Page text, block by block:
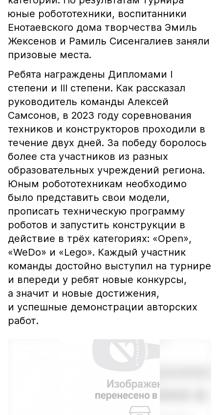
юные робототехники, воспитанники
Енотаевского дома творчества Эмиль
Жексенов и Рамиль Сисенгалиев заняли
призовые места.
Ребята награждены Дипломами I
степени и III степени. Как рассказал
руководитель команды Алексей
Самсонов, в 2023 году соревнования
техников и конструкторов проходили в
течение двух дней. За победу боролось
более ста участников из разных
образовательных учреждений региона.
Юным робототехникам необходимо
было представить свои модели,
прописать техническую программу
роботов и запустить конструкции в
действие в трёх категориях: «Open»,
«WeDo» и «Lego». Каждый участник
команды достойно выступил на турнире
и впереди у ребят новые конкурсы,
а значит и новые достижения,
и успешные демонстрации авторских
работ.